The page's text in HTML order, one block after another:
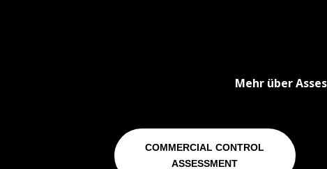
Mehr über
COMMERCIAL CONTROL
ASSESSMENT